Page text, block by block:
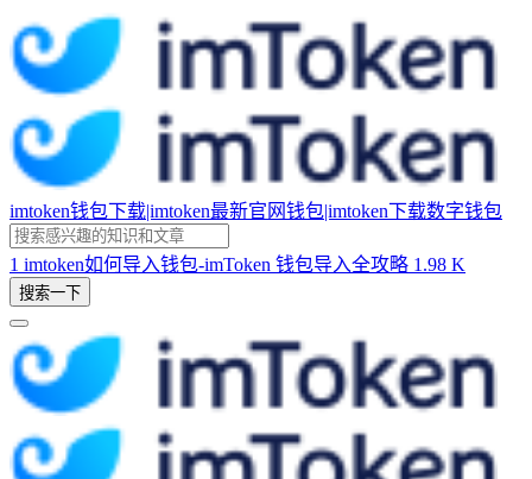
imtoken钱包下载|imtoken最新官网钱包|imtoken下载数字钱包
1 imtoken如何导入钱包-imToken 钱包导入全攻略 1.98 K
搜索一下